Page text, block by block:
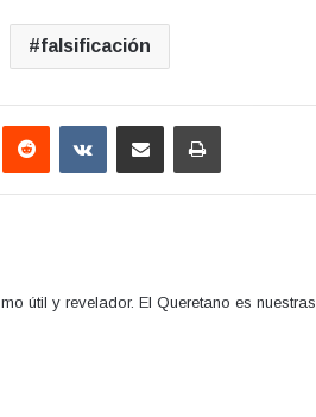
falsificación
Reddit VKontakteCompartir por correo electrónicoImprimir
útil y revelador. El Queretano es nuestras